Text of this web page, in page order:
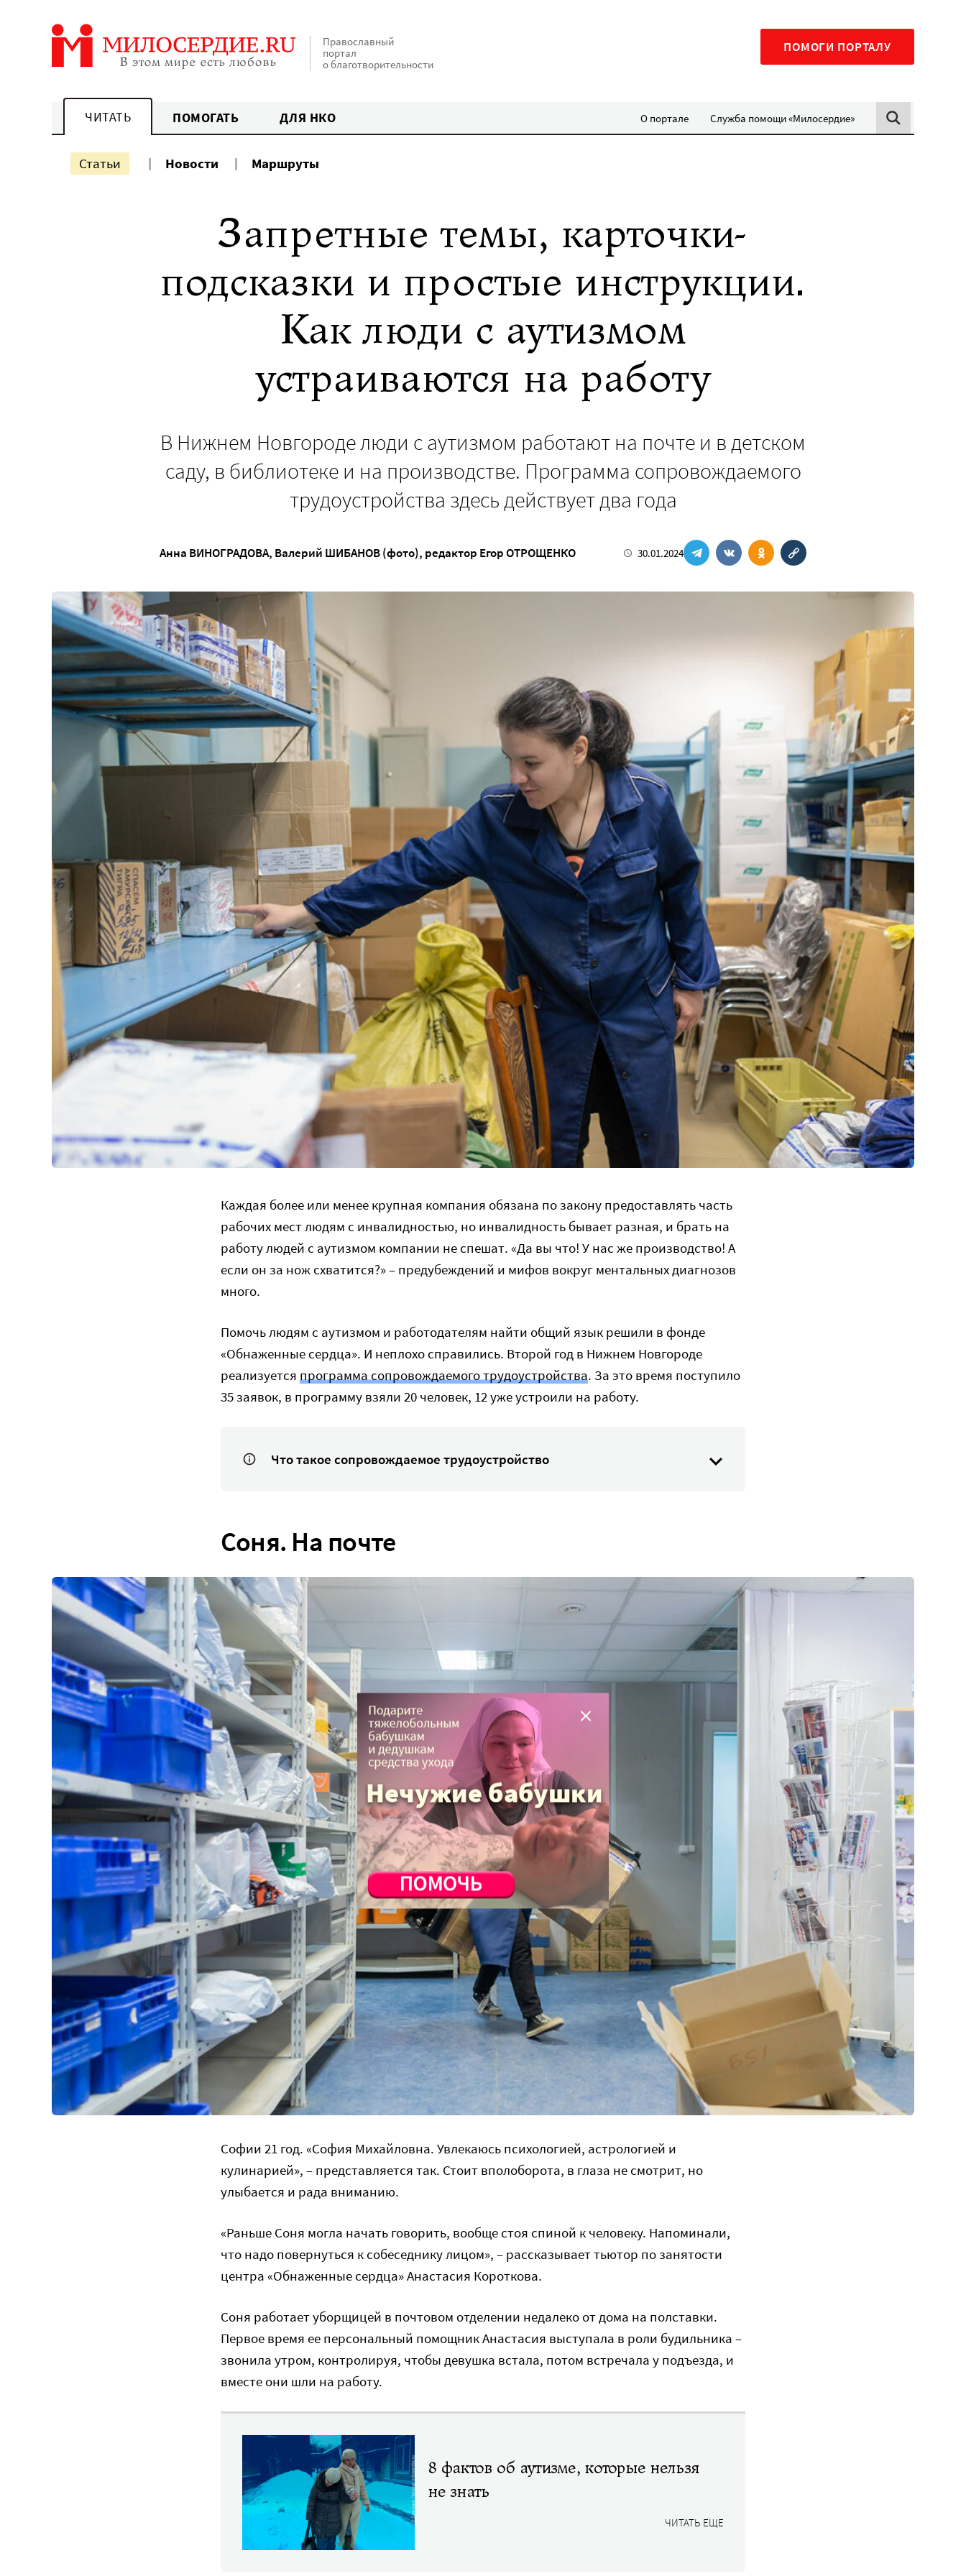
Православный
портал
о благотворительности
ПОМОГИ ПОРТАЛУ
ЧИТАТЬ ПОМОГАТЬ ДЛЯ НКО О портале Служба помощи «Милосердие»
Статьи Новости Маршруты
Запретные темы, карточки-
подсказки и простые инструкции.
Как люди с аутизмом
устраиваются на работу
В Нижнем Новгороде люди с аутизмом работают на почте и в детском
саду, в библиотеке и на производстве. Программа сопровождаемого
трудоустройства здесь действует два года
Анна ВИНОГРАДОВА, Валерий ШИБАНОВ (фото), редактор Егор ОТРОЩЕНКО 30.01.2024
Каждая более или менее крупная компания обязана по закону предоставлять часть
рабочих мест людям с инвалидностью, но инвалидность бывает разная, и брать на
работу людей с аутизмом компании не спешат. «Да вы что! У нас же производство! А
если он за нож схватится?» – предубеждений и мифов вокруг ментальных диагнозов
много.
Помочь людям с аутизмом и работодателям найти общий язык решили в фонде
«Обнаженные сердца». И неплохо справились. Второй год в Нижнем Новгороде
реализуется программа сопровождаемого трудоустройства. За это время поступило
35 заявок, в программу взяли 20 человек, 12 уже устроили на работу.
Что такое сопровождаемое трудоустройство
Соня. На почте
Софии 21 год. «София Михайловна. Увлекаюсь психологией, астрологией и
кулинарией», – представляется так. Стоит вполоборота, в глаза не смотрит, но
улыбается и рада вниманию.
«Раньше Соня могла начать говорить, вообще стоя спиной к человеку. Напоминали,
что надо повернуться к собеседнику лицом», – рассказывает тьютор по занятости
центра «Обнаженные сердца» Анастасия Короткова.
Соня работает уборщицей в почтовом отделении недалеко от дома на полставки.
Первое время ее персональный помощник Анастасия выступала в роли будильника –
звонила утром, контролируя, чтобы девушка встала, потом встречала у подъезда, и
вместе они шли на работу.
8 фактов об аутизме, которые нельзя
не знать
ЧИТАТЬ ЕЩЕ